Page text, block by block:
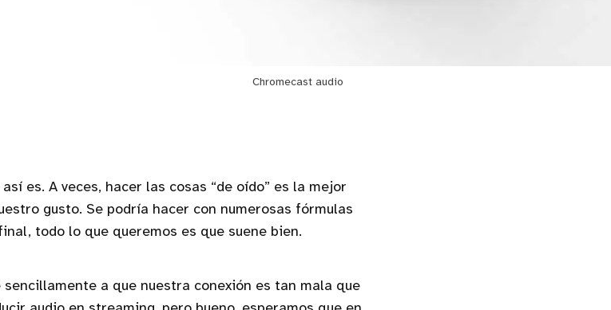
Chromecast audio
es. A veces, hacer las cosas “de oído” es la mejor
gusto. Se podría hacer con numerosas fórmulas
todo lo que queremos es que suene bien.
a que nuestra conexión es tan mala que